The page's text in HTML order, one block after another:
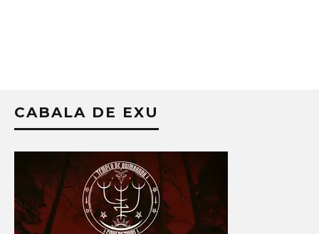
CABALA DE EXU